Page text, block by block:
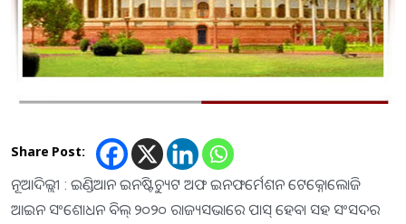
Share Post:
ନୂଆଦିଲ୍ଲୀ : ଇଣ୍ଡିଆନ ଇନଷ୍ଟିଚ୍ୟୁଟ ଅଫ ଇନଫର୍ମେଶନ ଟେକ୍ନୋଲୋଜି
ଆଇନ ସଂଶୋଧନ ବିଲ୍‍ ୨୦୨୦ ରାଜ୍ୟସଭାରେ ପାସ୍‍ ହେବା ସହ ସଂସଦର